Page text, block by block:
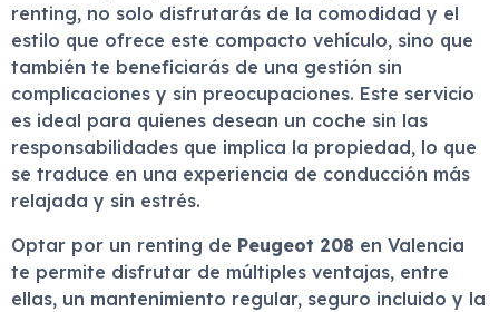
renting, no solo disfrutarás de la comodidad y el
estilo que ofrece este compacto vehículo, sino que
también te beneficiarás de una gestión sin
complicaciones y sin preocupaciones. Este servicio
es ideal para quienes desean un coche sin las
responsabilidades que implica la propiedad, lo que
se traduce en una experiencia de conducción más
relajada y sin estrés.
Optar por un renting de Peugeot 208 en Valencia
te permite disfrutar de múltiples ventajas, entre
ellas, un mantenimiento regular, seguro incluido y la